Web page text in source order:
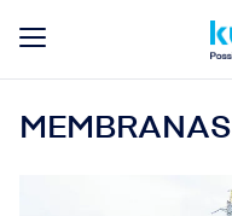
MEMBRANAS